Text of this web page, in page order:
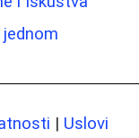
| Uslovi